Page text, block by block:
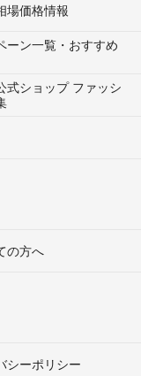
場価格情報
ーン一覧・おすすめ
式ショップ ファッシ
の方へ
シーポリシー